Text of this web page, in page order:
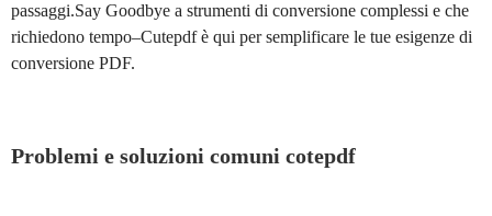
passaggi.Say Goodbye a strumenti di conversione complessi e che
richiedono tempo–Cutepdf è qui per semplificare le tue esigenze di
conversione PDF.
Problemi e soluzioni comuni cotepdf